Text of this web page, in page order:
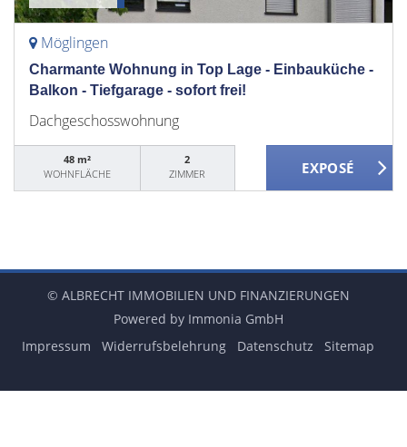
Möglingen
Charmante Wohnung in Top Lage - Einbauküche -
Balkon - Tiefgarage - sofort frei!
Dachgeschosswohnung
48 m²
WOHNFLÄCHE
2
ZIMMER
© ALBRECHT IMMOBILIEN UND FINANZIERUNGEN
Powered by Immonia GmbH
Impressum
Widerrufsbelehrung Datenschutz Sitemap